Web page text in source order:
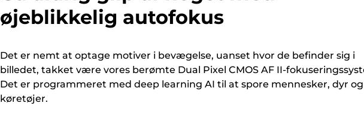
øjeblikkelig autofokus
Det er nemt at optage motiver i bevægelse, uanset hvor de befinder sig i
billedet, takket være vores berømte Dual Pixel CMOS AF II-
Det er programmeret med deep learning AI til at spore mennesker, dyr og
køretøjer.